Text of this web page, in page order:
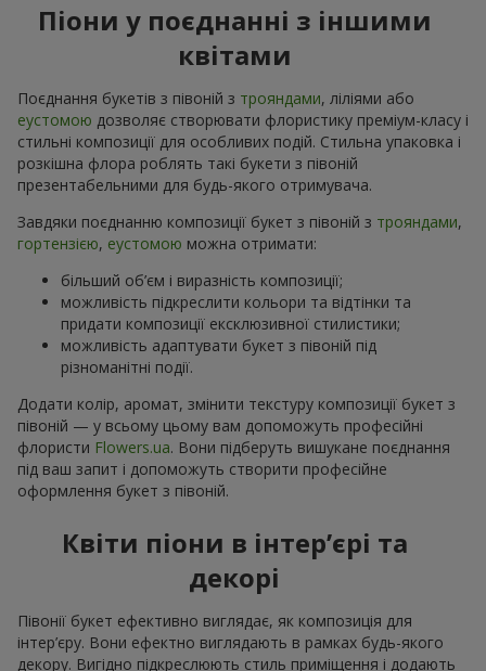
Піони у поєднанні з іншими
квітами
Поєднання букетів з півоній з трояндами, ліліями або
еустомою дозволяє створювати флористику преміум-класу і
стильні композиції для особливих подій. Стильна упаковка і
розкішна флора роблять такі букети з півоній
презентабельними для будь-якого отримувача.
Завдяки поєднанню композиції букет з півоній з трояндами,
гортензією, еустомою можна отримати:
більший об’єм і виразність композиції;
можливість підкреслити кольори та відтінки та
придати композиції ексклюзивної стилистики;
можливість адаптувати букет з півоній під
різноманітні події.
Додати колір, аромат, змінити текстуру композиції букет з
півоній — у всьому цьому вам допоможуть професійні
флористи Flowers.ua. Вони підберуть вишукане поєднання
під ваш запит і допоможуть створити професійне
оформлення букет з півоній.
Квіти піони в інтер’єрі та
декорі
Півонії букет ефективно виглядає, як композиція для
інтер’єру. Вони ефектно виглядають в рамках будь-якого
декору. Вигідно підкреслюють стиль приміщення і додають